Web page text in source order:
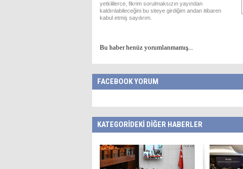
yetkililerce, fikrim sorulmaksızın yayından
kaldırılabileceğini bu siteye girdiğim andan itibaren
kabul etmiş sayılırım.
Bu haber henüz yorumlanmamış...
FACEBOOK YORUM
KATEGORİDEKİ DİĞER HABERLER